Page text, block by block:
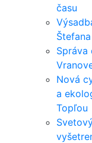
času
Správa
Nová
a
Topľou